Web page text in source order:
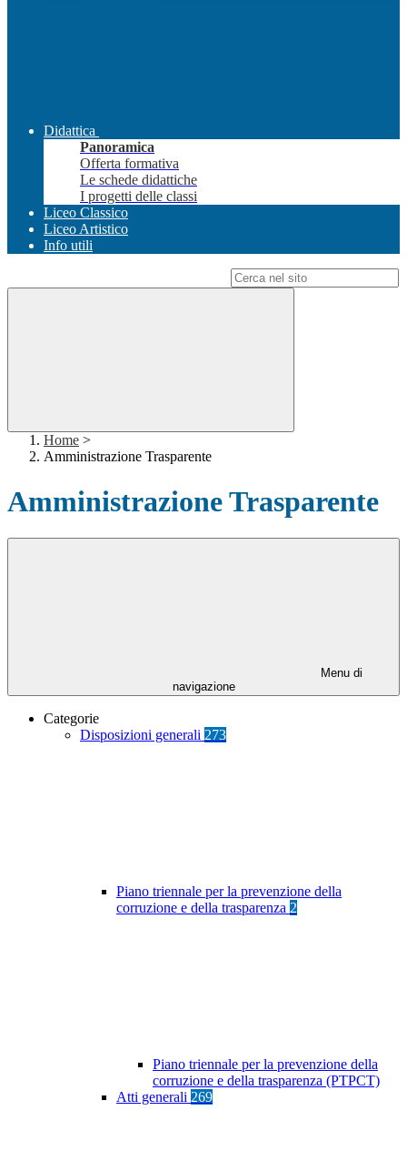
Didattica
Panoramica
Offerta formativa
Le schede didattiche
I progetti delle classi
Liceo Classico
Liceo Artistico
Info utili
Home >
Amministrazione Trasparente
Amministrazione Trasparente
Menu di
navigazione
Categorie
Disposizioni generali 273
Piano triennale per la prevenzione della
corruzione e della trasparenza 2
Piano triennale per la prevenzione della
corruzione e della trasparenza (PTPCT)
Atti generali 269